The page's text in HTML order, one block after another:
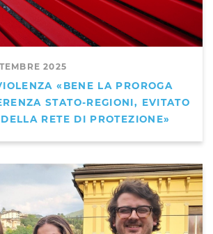
2025
«BENE LA PROROGA
STATO-REGIONI, EVITATO
RETE DI PROTEZIONE»